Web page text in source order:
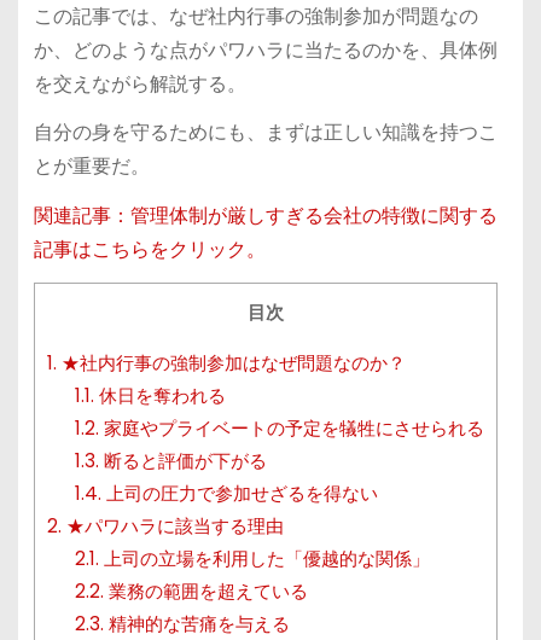
この記事では、なぜ社内行事の強制参加が問題なの
か、どのような点がパワハラに当たるのかを、具体例
を交えながら解説する。
自分の身を守るためにも、まずは正しい知識を持つこ
とが重要だ。
関連記事：管理体制が厳しすぎる会社の特徴に関する
記事はこちらをクリック。
目次
1. ★社内行事の強制参加はなぜ問題なのか？
1.1. 休日を奪われる
1.2. 家庭やプライベートの予定を犠牲にさせられる
1.3. 断ると評価が下がる
1.4. 上司の圧力で参加せざるを得ない
2. ★パワハラに該当する理由
2.1. 上司の立場を利用した「優越的な関係」
2.2. 業務の範囲を超えている
2.3. 精神的な苦痛を与える